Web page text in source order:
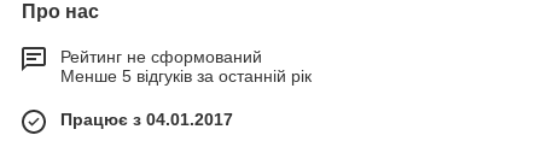
Про нас
Рейтинг не сформований
Менше 5 відгуків за останній рік
Працює з 04.01.2017